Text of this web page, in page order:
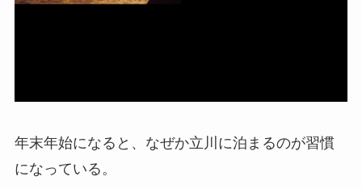
年末年始になると、なぜか立川に泊まるのが習慣
になっている。